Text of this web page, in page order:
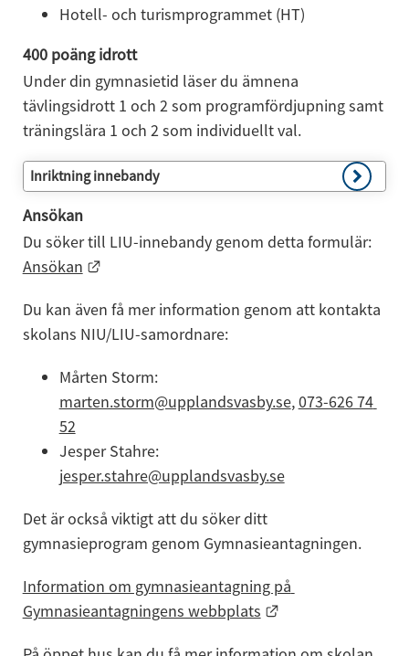
Hotell- och turismprogrammet (HT)
400 poäng idrott
Under din gymnasietid läser du ämnena
tävlingsidrott 1 och 2 som programfördjupning samt
träningslära 1 och 2 som individuellt val.
Inriktning innebandy
Ansökan
Du söker till LIU-innebandy genom detta formulär:
Ansökan
Länk till annan webbplats.
Du kan även få mer information genom att kontakta
skolans NIU/LIU-samordnare:
Mårten Storm:
marten.storm@upplandsvasby.se, 073-626 74
52
Jesper Stahre:
jesper.stahre@upplandsvasby.se
Det är också viktigt att du söker ditt
gymnasieprogram genom Gymnasieantagningen.
Information om gymnasieantagning på
Gymnasieantagningens webbplats
Länk till annan